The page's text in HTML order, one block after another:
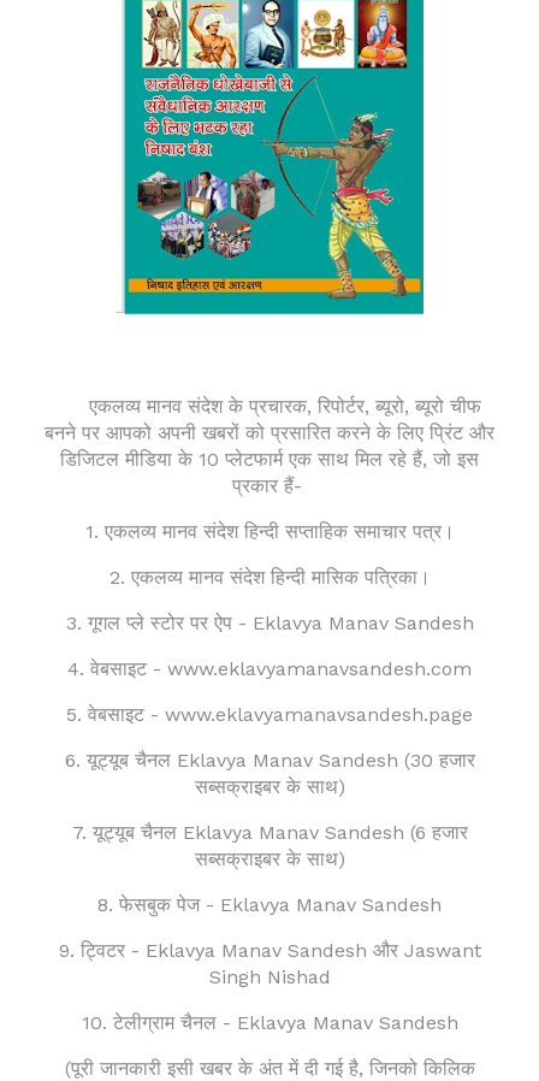
एकलव्य मानव संदेश के प्रचारक, रिपोर्टर, ब्यूरो, ब्यूरो चीफ
बनने पर आपको अपनी खबरों को प्रसारित करने के लिए प्रिंट और
डिजिटल मीडिया के 10 प्लेटफार्म एक साथ मिल रहे हैं, जो इस
प्रकार हैं-
1. एकलव्य मानव संदेश हिन्दी सप्ताहिक समाचार पत्र।
2. एकलव्य मानव संदेश हिन्दीमासिक पत्रिका।
3. गूगल प्ले स्टोर पर ऐप - Eklavya Manav Sandesh
4. वेबसाइट - www.eklavyamanavsandesh.com
5. वेबसाइट - www.eklavyamanavsandesh.page
6. यूट्यूब चैनल Eklavya Manav Sandesh (30 हजार
सब्सक्राइबर के साथ)
7. यूट्यूब चैनल Eklavya Manav Sandesh (6 हजार
सब्सक्राइबर के साथ)
8. फेसबुक पेज - Eklavya Manav Sandesh
9. ट्विटर - Eklavya Manav Sandesh और Jaswant
Singh Nishad
10. टेलीग्राम चैनल - Eklavya Manav Sandesh
(पूरी जानकारी इसी खबर के अंत में दी गई है, जिनको किलिक